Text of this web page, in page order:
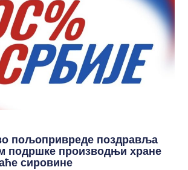
пољопривреде поздравља
подршке производњи хране
сировине